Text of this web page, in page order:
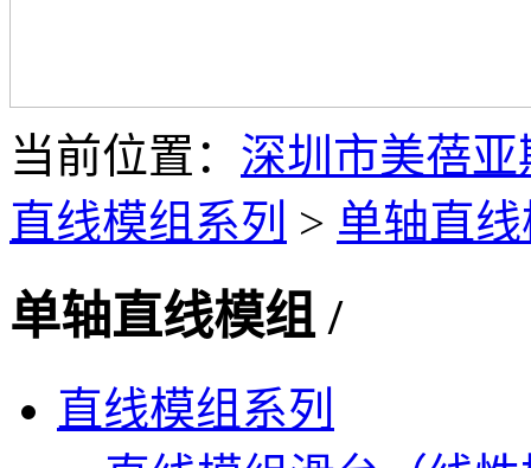
当前位置： 深圳市美蓓
直线模组系列 > 单轴直
单轴直线模组 /
直线模组系列